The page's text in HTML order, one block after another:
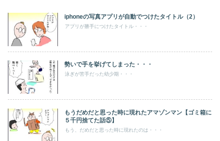
iphoneの写真アプリが自動でつけたタイトル（2）
アプリが勝手につけたタイトル・・・
勢いで手を挙げてしまった・・・
泳ぎが苦手だった幼少期・・・
もうだめだと思った時に現れたアマゾンマン【ゴミ箱に
５千円捨てた話⑤】
もう、だめだと思った時に現れたのは・・・